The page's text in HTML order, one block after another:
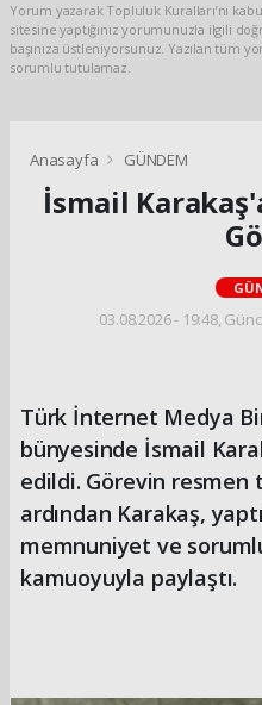
Yorum yazarak Topluluk Kuralları’nı
sitesine yaptığınız yorumunuzla ilgili
başınıza üstleniyorsunuz. Yazılan tüm
sorumlu tutulamaz.
Anasayfa GÜNDEM
İsmail
03.08.2026 - 19:48,
Türk İnternet Medya
bünyesinde İsmail
edildi. Görevin resmen
ardından Karakaş,
memnuniyet ve
kamuoyuyla paylaştı.